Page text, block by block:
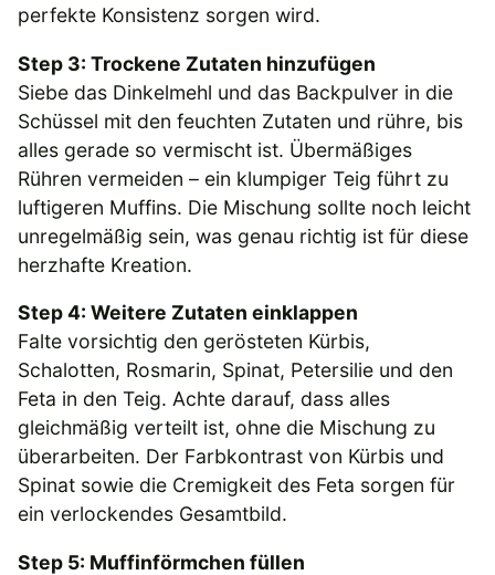
perfekte Konsistenz sorgen wird.
Step 3: Trockene Zutaten hinzufügen
Siebe das Dinkelmehl und das Backpulver in die
Schüssel mit den feuchten Zutaten und rühre, bis
alles gerade so vermischt ist. Übermäßiges
Rühren vermeiden – ein klumpiger Teig führt zu
luftigeren Muffins. Die Mischung sollte noch leicht
unregelmäßig sein, was genau richtig ist für diese
herzhafte Kreation.
Step 4: Weitere Zutaten einklappen
Falte vorsichtig den gerösteten Kürbis,
Schalotten, Rosmarin, Spinat, Petersilie und den
Feta in den Teig. Achte darauf, dass alles
gleichmäßig verteilt ist, ohne die Mischung zu
überarbeiten. Der Farbkontrast von Kürbis und
Spinat sowie die Cremigkeit des Feta sorgen für
ein verlockendes Gesamtbild.
Step 5: Muffinförmchen füllen